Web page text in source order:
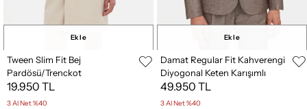
Ekle
Tween Slim Fit Bej
Pardösü/Trenckot
19.950 TL
3 Al Net %40
Ekle
Damat Regular Fit Kahverengi
Diyogonal Keten Karışımlı
Takim Elbise
49.950 TL
3 Al Net %40